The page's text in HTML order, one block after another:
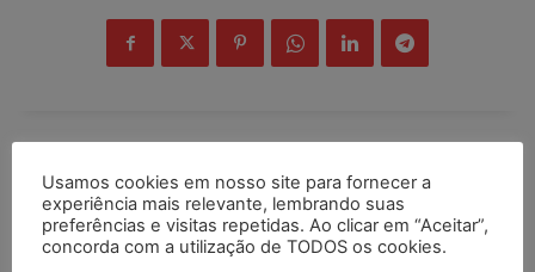
Inscreva-se
Usamos cookies em nosso site para fornecer a
experiência mais relevante, lembrando suas
preferências e visitas repetidas. Ao clicar em “Aceitar”,
concorda com a utilização de TODOS os cookies.